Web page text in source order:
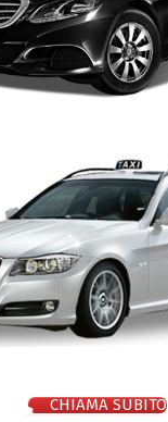
CHIAMA SUBITO